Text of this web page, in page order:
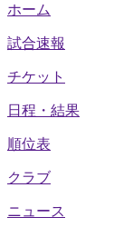
ホーム
試合速報
チケット
日程・結果
順位表
クラブ
ニュース